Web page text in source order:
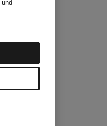
und